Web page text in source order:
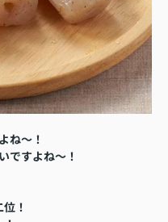
ね～！
ですよね～！
！